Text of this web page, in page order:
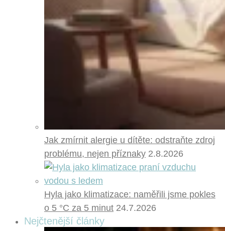
Jak zmírnit alergie u dítěte: odstraňte zdroj
problému, nejen příznaky 2.8.2026
Hyla jako klimatizace: naměřili jsme pokles
o 5 °C za 5 minut 24.7.2026
Nejčtenější články